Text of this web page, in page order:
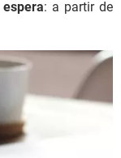
: a partir de